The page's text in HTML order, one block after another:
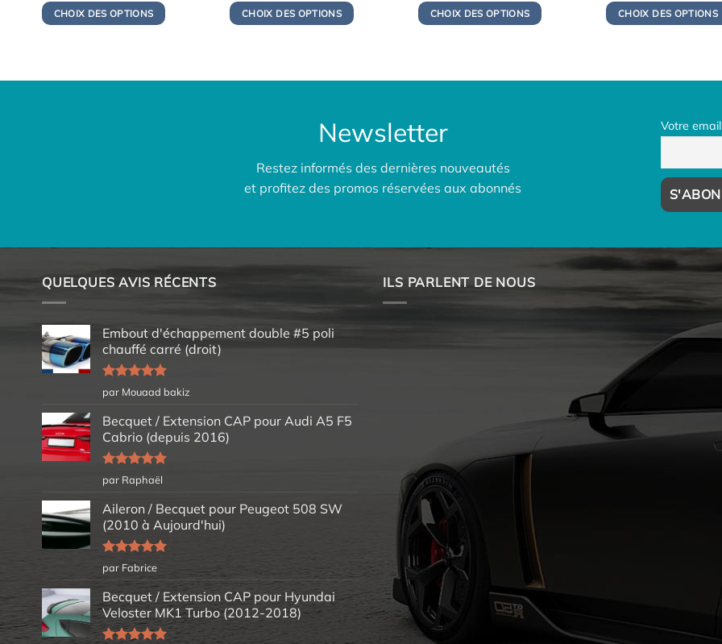
initial
était :
actuel
est :
CHOIX DES OPTIONS initial
était :
actuel
est :
CHOIX DES OPTIONS initial
était :
actuel
est :
CHOIX DES OPTIONS initial
était : est
CHOIX DES OPTIONS
Newsletter
Restez informés des dernières nouveautés
et profitez des promos réservées aux abonnés
Votre email
QUELQUES AVIS RÉCENTS
Embout d'échappement double #5 poli
chauffé carré (droit)
Note5sur
5
par Mouaad bakiz
Becquet / Extension CAP pour Audi A5 F5
Cabrio (depuis 2016)
Note5sur
5
par Raphaël
Aileron / Becquet pour Peugeot 508 SW
(2010 à Aujourd'hui)
Note5sur
5
par Fabrice
Becquet / Extension CAP pour Hyundai
Veloster MK1 Turbo (2012-2018)
ILS PARLENT DE NOUS